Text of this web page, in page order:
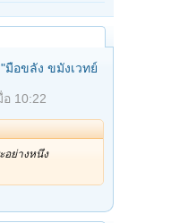
มือขลัง ขมังเวทย์
10:22
อย่างหนึ่ง